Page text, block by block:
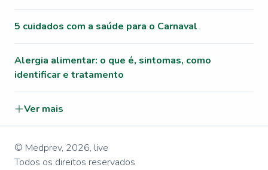
5 cuidados com a saúde para o Carnaval
Alergia alimentar: o que é, sintomas, como
identificar e tratamento
Ver mais
© Medprev, 2026, live
Todos os direitos reservados